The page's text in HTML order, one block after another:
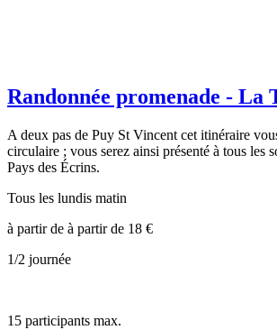
Randonnée promenade - La
A deux pas de Puy St Vincent cet itinéraire
circulaire ; vous serez ainsi présenté à tous les
Pays des Écrins.
Tous les lundis matin
à partir de à partir de 18 €
1/2 journée
15 participants max.